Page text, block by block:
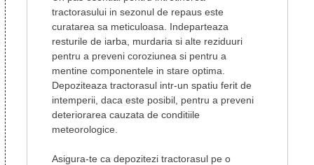
tractorasului in sezonul de repaus este
curatarea sa meticuloasa. Indeparteaza
resturile de iarba, murdaria si alte reziduuri
pentru a preveni coroziunea si pentru a
mentine componentele in stare optima.
Depoziteaza tractorasul intr-un spatiu ferit de
intemperii, daca este posibil, pentru a preveni
deteriorarea cauzata de conditiile
meteorologice.
Asigura-te ca depozitezi tractorasul pe o